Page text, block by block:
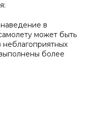
в
может быть
неблагоприятных
более